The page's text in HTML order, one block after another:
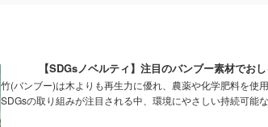
【SDGsノベルティ】注目のバンブー素材でお
竹(バンブー)は木よりも再生力に優れ、農薬や化学肥料を使
SDGsの取り組みが注目される中、環境にやさしい持続可能